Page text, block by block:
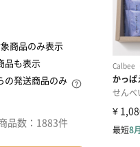
商品のみ表示
品も表示
の発送商品のみ
品数： 1883件